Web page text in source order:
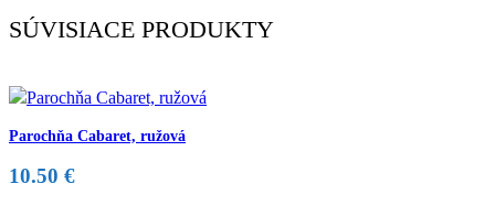
SÚVISIACE PRODUKTY
Parochňa Cabaret, ružová
10.50 €